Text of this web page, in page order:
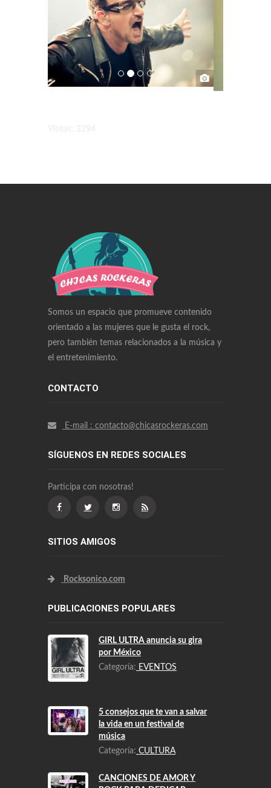
Somos un espacio que promueve contenido
orientado a las mujeres que le gusta el rock,
pero también temas relacionados a la música y
el entretenimiento.
CONTACTO
E-mail : contacto@chicasrockeras.com
SÍGUENOS EN REDES SOCIALES
Participa con nosotras!
SITIOS AMIGOS
Rocksonico.com
Swiss Replica Watches
Audemars Piguet Watches Replica
Rolex Watches Replica
Richard Mille Watches Replica
Omega Watches Replica
PUBLICACIONES POPULARES
GIRL ULTRA anuncia su gira
por México
Categoría:EVENTOS
5 consejos que te van a salvar
la vida en un festival de
música
Categoría:CULTURA
CANCIONES DE AMOR Y